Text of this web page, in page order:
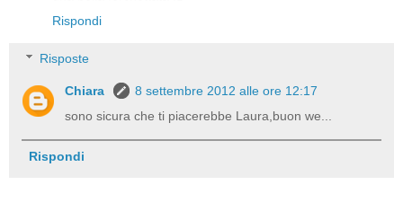
Rispondi
Risposte
Chiara
8 settembre 2012 alle ore 12:17
sono sicura che ti piacerebbe Laura,buon we...
Rispondi